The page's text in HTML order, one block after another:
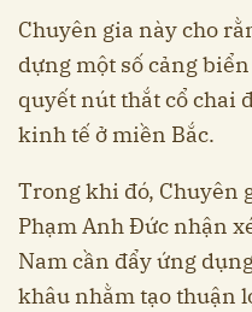
Chuyên gia này cho
dựng một số cảng
quyết nút thắt cổ chai
kinh tế ở miền Bắc.
Trong khi đó, Chuyên
Phạm Anh Đức nhận
Nam cần đẩy ứng
khâu nhằm tạo thuận